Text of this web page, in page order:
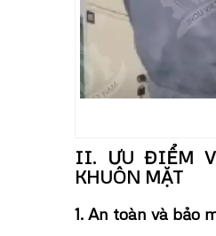
II. ƯU ĐIỂM
KHUÔN MẶT
1. An toàn và bảo